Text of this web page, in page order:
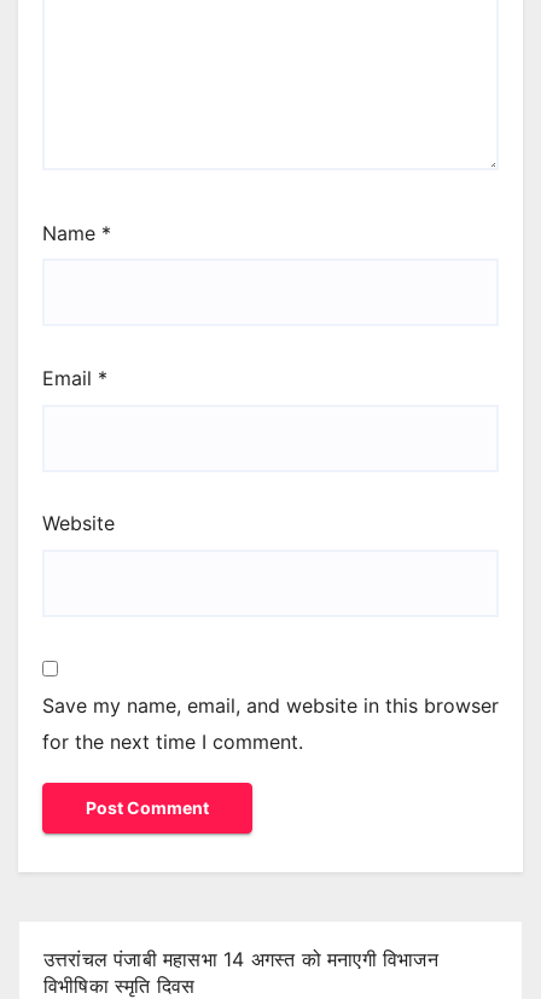
Name *
Email *
Website
Save my name, email, and website in this browser
for the next time I comment.
उत्तरांचल पंजाबी महासभा 14 अगस्त को मनाएगी विभाजन
विभीषिका स्मृति दिवस